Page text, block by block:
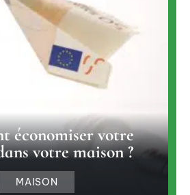
économiser votre
votre maison ?
MAISON